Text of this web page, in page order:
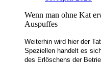
Wenn man ohne Kat
Auspuffes
Weiterhin wird hier der
Speziellen handelt es
des Erlöschens der